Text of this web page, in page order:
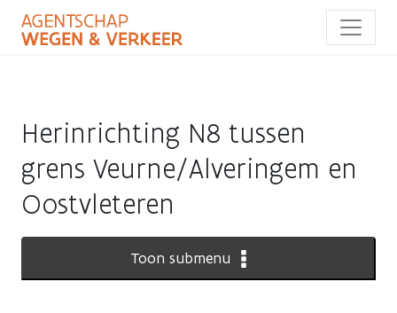
naar
Herinrichting N8 tussen
grens Veurne/Alveringem en
Oostvleteren
Toon submenu